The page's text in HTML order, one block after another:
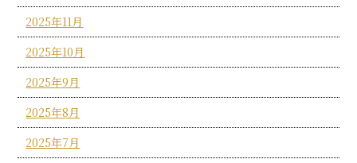
2025年11月
2025年10月
2025年9月
2025年8月
2025年7月